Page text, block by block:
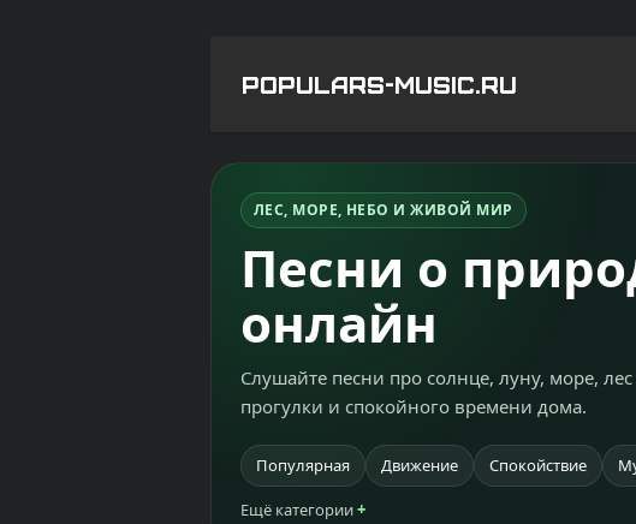
POPULARS-MUSIC.RU
ЛЕС, МОРЕ, НЕБО И ЖИВОЙ МИР
Песни о
онлайн
Слушайте песни про солнце, луну, море,
прогулки и спокойного времени дома.
Популярная Движение Спокойствие
Ещё категории